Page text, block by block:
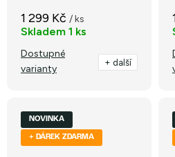
1 299 Kč / ks
Skladem 1 ks
Dostupné
varianty
+ další
NOVINKA
+ DÁREK ZDARMA